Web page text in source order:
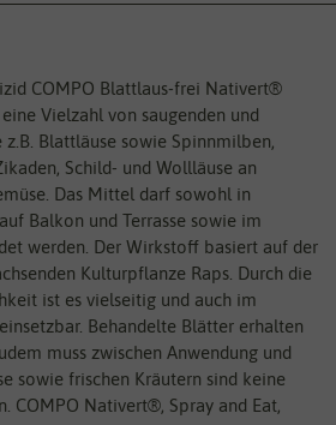
COMPO Blattlaus-frei Nativert®
Vielzahl von saugenden und
Blattläuse sowie Spinnmilben,
Schild- und Wollläuse an
Das Mittel darf sowohl in
Balkon und Terrasse sowie im
werden. Der Wirkstoff basiert auf der
Kulturpflanze Raps. Durch die
ist es vielseitig und auch im
Behandelte Blätter erhalten
muss zwischen Anwendung und
sowie frischen Kräutern sind keine
COMPO Nativert®, Spray and Eat,